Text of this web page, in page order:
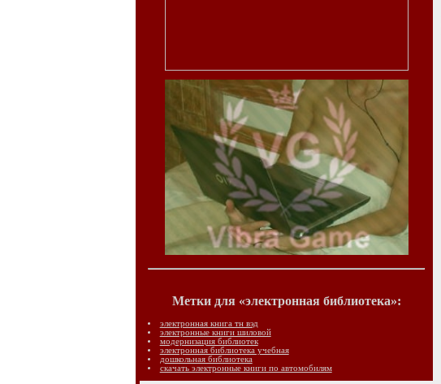
Метки для «электронная библиотека»:
электронная книга тн вэд
электронные книги шиловой
модернизация библиотек
электронная библиотека учебная
дошкольная библиотека
скачать электронные книги по автомобилям